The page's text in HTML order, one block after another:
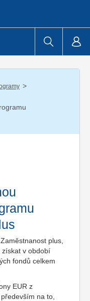
/
plus,
získat v období
fondů celkem
EUR z
na to,